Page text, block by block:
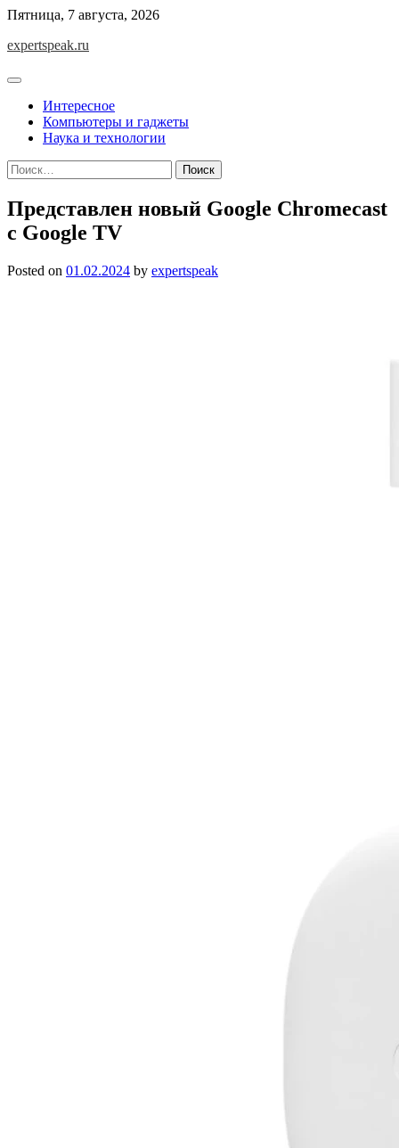
Skip
content
Пятница, 7 августа, 2026
expertspeak.ru
Интересное
Компьютеры и гаджеты
Наука и технологии
Найти:
Представлен новый Google Chromecast
с Google TV
Posted on 01.02.2024 by expertspeak